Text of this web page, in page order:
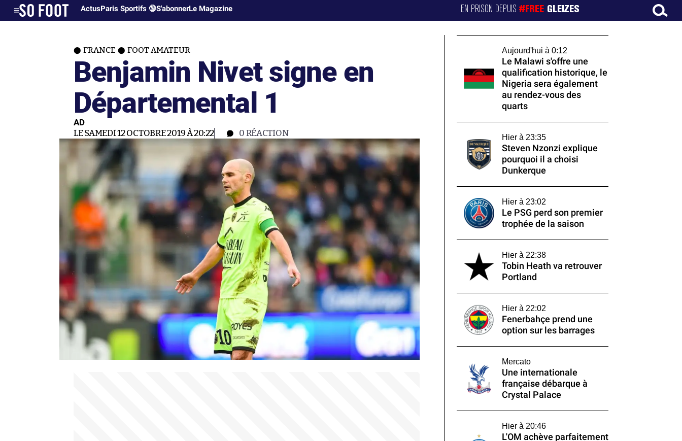
ActusParis Sportifs 🔞S'abonnerLe Magazine EN PRISON DEPUIS#FREE GLEIZES
FRANCE FOOT AMATEUR
Benjamin Nivet signe en
Départemental 1
AD
LE SAMEDI 12 OCTOBRE 2019 À 20:22 0 RÉACTION
Aujourd'hui à 0:12
Le Malawi s'offre une
qualification historique, le
Nigeria sera également
au rendez-vous des
quarts
Hier à 23:35
Steven Nzonzi explique
pourquoi il a choisi
Dunkerque
Hier à 23:02
Le PSG perd son premier
trophée de la saison
Hier à 22:38
Tobin Heath va retrouver
Portland
Hier à 22:02
Fenerbahçe prend une
option sur les barrages
Mercato
Une internationale
française débarque à
Crystal Palace
Hier à 20:46
L'OM achève parfaitement